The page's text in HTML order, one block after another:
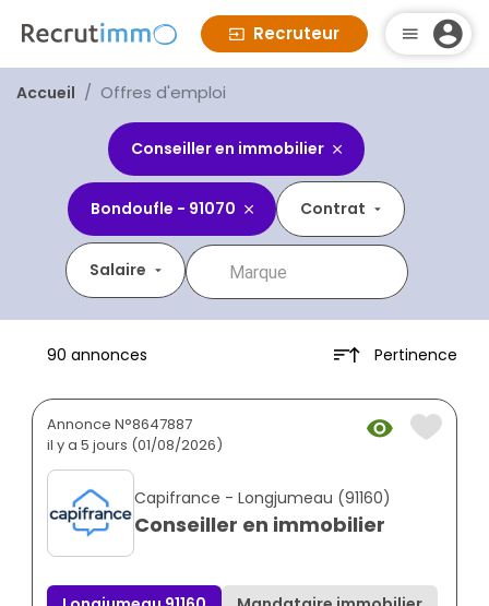
Recruteur
Accueil Offres d'emploi
Conseiller en immobilier
Bondoufle - 91070 Contrat
Salaire
90 annonces Pertinence
Annonce N°8647887
il y a 5 jours (01/08/2026)
Capifrance - Longjumeau (91160)
Conseiller en immobilier